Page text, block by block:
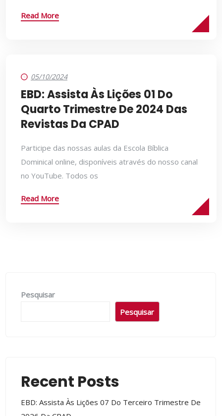
Read More
05/10/2024
EBD: Assista Às Lições 01 Do
Quarto Trimestre De 2024 Das
Revistas Da CPAD
Participe das nossas aulas da Escola Bíblica
Dominical online, disponíveis através do nosso canal
no YouTube. Todos os
Read More
Pesquisar
Pesquisar
Recent Posts
EBD: Assista Às Lições 07 Do Terceiro Trimestre De